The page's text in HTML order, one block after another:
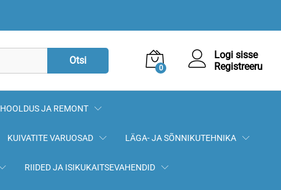
Otsi
0
Logi sisse
Registreeru
HOOLDUS JA REMONT
KUIVATITE VARUOSAD LÄGA- JA SÕNNIKUTEHNIKA
RIIDED JA ISIKUKAITSEVAHENDID